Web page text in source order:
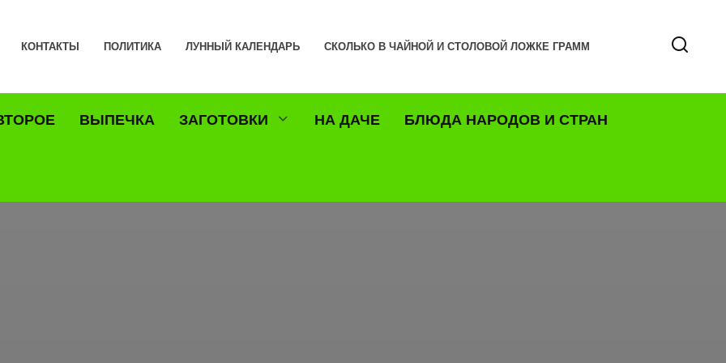
КОНТАКТЫ ПОЛИТИКА ЛУННЫЙ КАЛЕНДАРЬ СКОЛЬКО В ЧАЙНОЙ И СТОЛОВОЙ ЛОЖКЕ ГРАММ
ВЫПЕЧКА ЗАГОТОВКИ НА ДАЧЕ БЛЮДА НАРОДОВ И СТРАН